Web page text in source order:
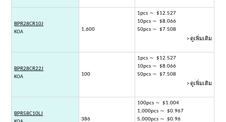
BPR28CR10J
KOA 1,600
1pcs ～ $12.527
10pcs ～ $8.066
50pcs ～ $7.508
> ดูเพิ่มเติม
BPR28CR22J
KOA 100
1pcs ～ $12.527
10pcs ～ $8.066
50pcs ～ $7.508
> ดูเพิ่มเติม
BPR58C10LJ
386
100pcs ～ $1.004
1,000pcs ～ $0.967
5,000pcs ～ $0.96